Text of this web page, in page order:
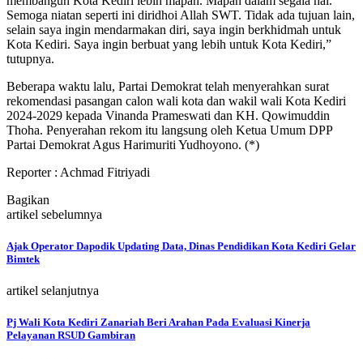
Semoga niatan seperti ini diridhoi Allah SWT. Tidak ada tujuan lain,
selain saya ingin mendarmakan diri, saya ingin berkhidmah untuk
Kota Kediri. Saya ingin berbuat yang lebih untuk Kota Kediri,”
tutupnya.
Beberapa waktu lalu, Partai Demokrat telah menyerahkan surat
rekomendasi pasangan calon wali kota dan wakil wali Kota Kediri
2024-2029 kepada Vinanda Prameswati dan KH. Qowimuddin
Thoha. Penyerahan rekom itu langsung oleh Ketua Umum DPP
Partai Demokrat Agus Harimuriti Yudhoyono. (*)
Reporter : Achmad Fitriyadi
Bagikan
artikel sebelumnya
Ajak Operator Dapodik Updating Data, Dinas Pendidikan Kota Kediri Gelar
Bimtek
artikel selanjutnya
Pj Wali Kota Kediri Zanariah Beri Arahan Pada Evaluasi Kinerja
Pelayanan RSUD Gambiran